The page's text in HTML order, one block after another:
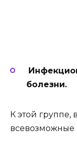
болезни.
К этой группе,